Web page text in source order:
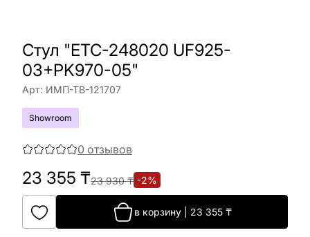
Стул "ETC-248020 UF925-
03+PK970-05"
Арт: ИМП-ТВ-121707
Showroom
0 отзывов
23 355 ₸23 930₸ -2%
в корзину 23 355 ₸